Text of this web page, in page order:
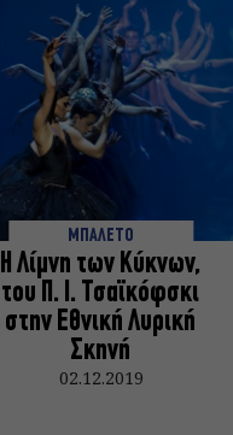
ΜΠΑΛΕΤΟ
Η Λίμνη των Κύκνων,
του Π. Ι. Τσαϊκόφσκι
στην Εθνική Λυρική
Σκηνή
02.12.2019